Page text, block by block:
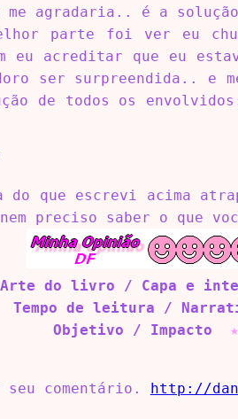
agradaria.. é a
parte foi ver eu
acreditar que eu
ser surpreendida.. e
de todos os
que escrevi acima
preciso saber o que
Arte do livro / Capa e
Tempo de leitura /
Objetivo / Impacto ★
comentário. http://